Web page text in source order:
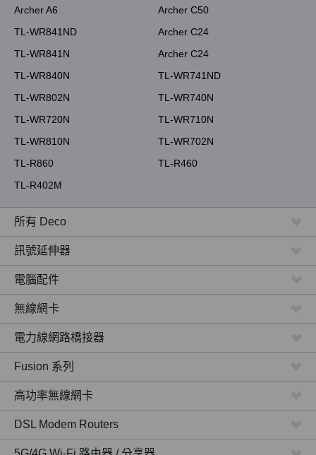
Archer A6
Archer C50
TL-WR841ND
Archer C24
TL-WR841N
Archer C24
TL-WR840N
TL-WR741ND
TL-WR802N
TL-WR740N
TL-WR720N
TL-WR710N
TL-WR810N
TL-WR702N
TL-R860
TL-R460
TL-R402M
所有 Deco
訊號延伸器
電腦配件
無線網卡
電力線網路橋接器
Fusion 系列
高功率無線網卡
DSL Modem Routers